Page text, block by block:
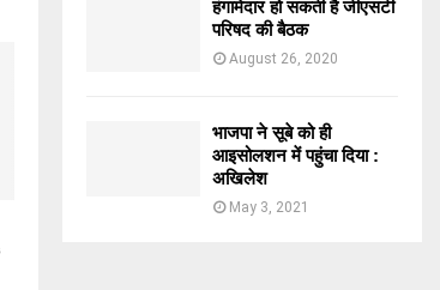
हंगामेदार हो सकती है जीएसटी
परिषद की बैठक
August 26, 2020
भाजपा ने सूबे को ही
आइसोलशन में पहुंचा दिया :
अखिलेश
May 3, 2021